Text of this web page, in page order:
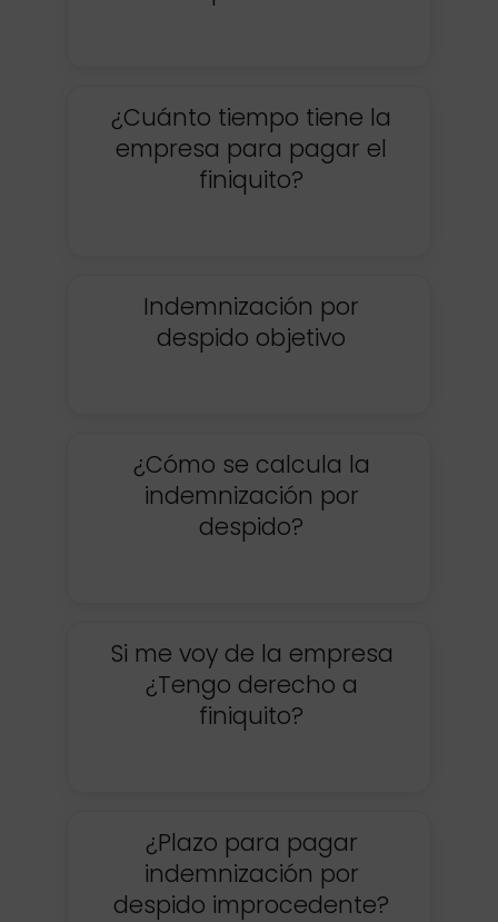
¿Cuánto tiempo tiene la
empresa para pagar el
finiquito?
Indemnización por
despido objetivo
¿Cómo se calcula la
indemnización por
despido?
Si me voy de la empresa
¿Tengo derecho a
finiquito?
¿Plazo para pagar
indemnización por
despido improcedente?